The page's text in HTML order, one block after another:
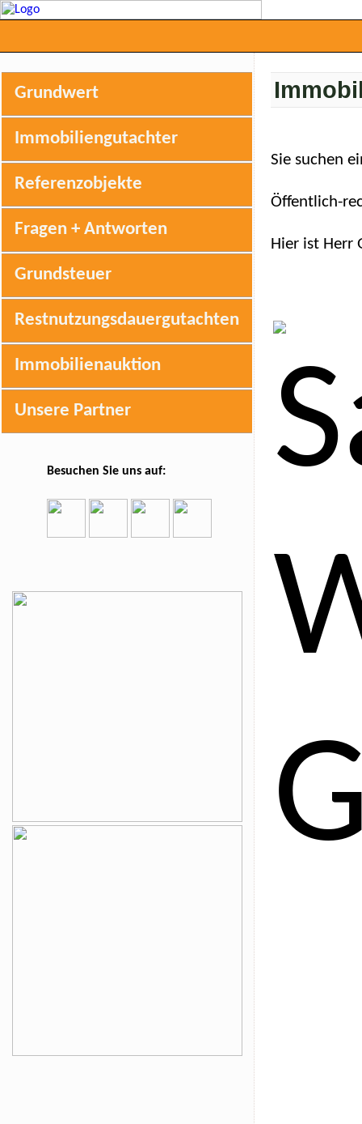
Grundwert
Immobiliengutachter
Referenzobjekte
Fragen + Antworten
Grundsteuer
Restnutzungsdauergutachten
Immobilienauktion
Unsere Partner
Besuchen Sie uns auf:
Sie suchen
Öffentlich-
Hier ist Herr